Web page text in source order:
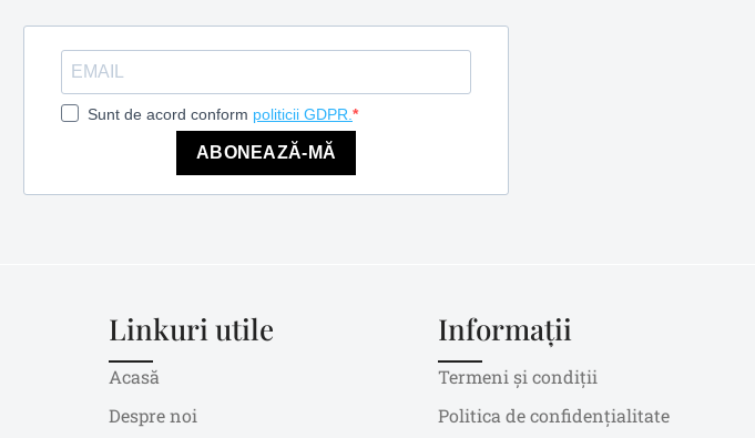
Sunt de acord conform politicii GDPR.
ABONEAZĂ-MĂ
Linkuri utile
Acasă
Despre noi
Informații
Termeni și condiții
Politica de confidențialitate